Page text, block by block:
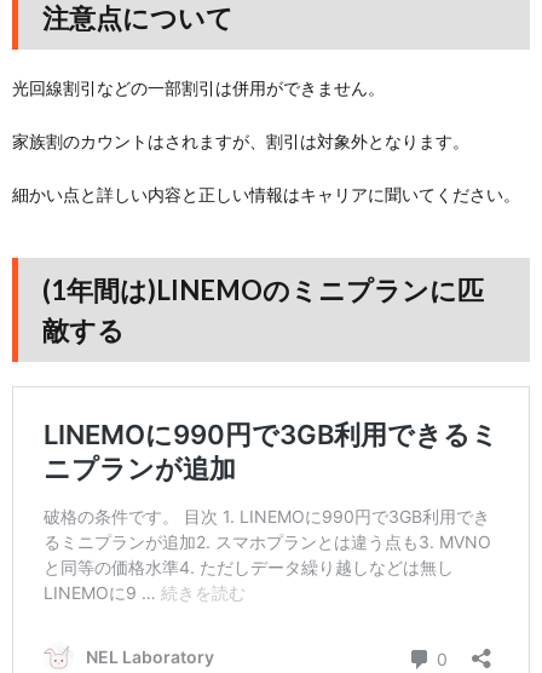
注意点について
光回線割引などの一部割引は併用ができません。
家族割のカウントはされますが、割引は対象外となります。
細かい点と詳しい内容と正しい情報はキャリアに聞いてください。
(1年間は)LINEMOのミニプランに匹
敵する